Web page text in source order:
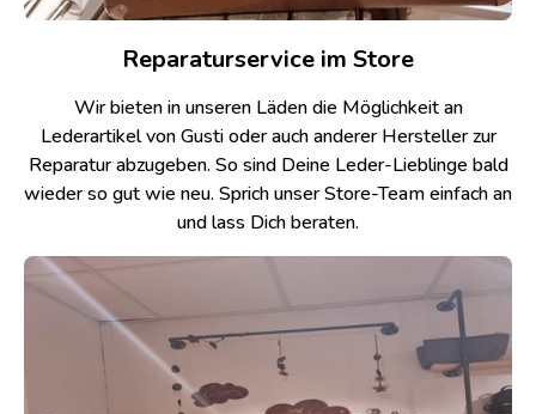
Reparaturservice im Store
Wir bieten in unseren Läden die Möglichkeit an
Lederartikel von Gusti oder auch anderer Hersteller zur
Reparatur abzugeben. So sind Deine Leder-Lieblinge bald
wieder so gut wie neu. Sprich unser Store-Team einfach an
und lass Dich beraten.